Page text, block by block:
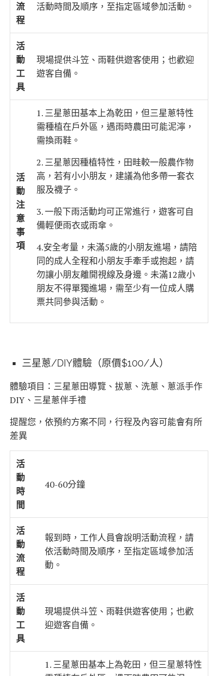
流
程
活動時間及順序，至指定區域參加活動。
活
動
工
具
現場提供斗笠、雨鞋供遊客使用；也歡迎
遊客自備。
活
動
注
意
事
項
1. 三星蔥田基本上為乾田，但三星蔥特性
需種植在戶外區，遇雨時農田可能泥濘，
需換雨鞋。
2. 三星蔥因種植特性，田畦較一般農作物
高，若有小小朋友，建議為他多帶一套衣
服及襪子。
3. 一般下雨活動均可正常進行，遊客可自
備輕便雨衣或雨傘。
4.安全考量，未滿5歲的小朋友進場，請陪
同的成人全程和小朋友手牽手或抱起，請
勿讓小朋友離開視線及身邊。未滿12歲小
朋友不得單獨進場，需至少有一位成人購
票共同參與活動。
三星蔥/DIY體驗（原價$100/人）
體驗項目： 三星蔥田導覽、拔蔥、洗蔥、蔥派手作
DIY、三星蔥伴手禮
提醒您，依預約方案不同，行程及內容可能會有所
差異
活
動
時
間
40-60分鐘
活
動
流
程
報到時，工作人員會說明活動流程，請
依活動時間及順序，至指定區域參加活
動。
活
動
工
具
現場提供斗笠、雨鞋供遊客使用；也歡
迎遊客自備。
1. 三星蔥田基本上為乾田，但三星蔥特性